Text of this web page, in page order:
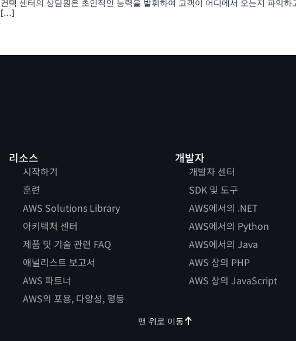
컨택 센터의 상담원은 초인적인 능력을 발휘하여 고객이 어디에서 오는지 파악
[…]
리소스
시작하기
훈련
AWS Solutions Library
아키텍처 센터
제품 및 기술 관련 FAQ
애널리스트 보고서
AWS 파트너
AWS의 포용, 다양성, 평등
개발자
개발자 센터
SDK 및 도구
AWS에서의 .NET
AWS에서의 Python
AWS에서의 Java
AWS 상의 PHP
AWS 상의 JavaScript
맨 위로 이동